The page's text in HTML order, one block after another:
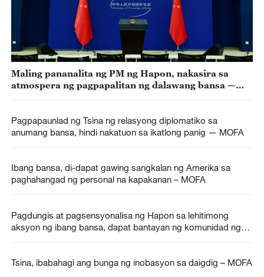
Maling pananalita ng PM ng Hapon, nakasira sa
atmospera ng pagpapalitan ng dalawang bansa —
Pagpapaunlad ng Tsina ng relasyong diplomatiko sa
anumang bansa, hindi nakatuon sa ikatlong panig — MOFA
Ibang bansa, di-dapat gawing sangkalan ng Amerika sa
paghahangad ng personal na kapakanan – MOFA
Pagdungis at pagsensyonalisa ng Hapon sa lehitimong
aksyon ng ibang bansa, dapat bantayan ng komunidad ng
Tsina, ibabahagi ang bunga ng inobasyon sa daigdig – MOFA